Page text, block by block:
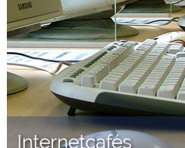
Internetcafés